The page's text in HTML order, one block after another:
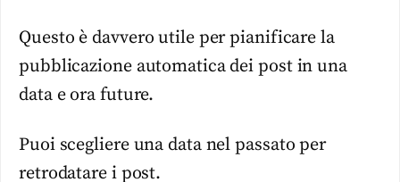
Questo è davvero utile per pianificare la
pubblicazione automatica dei post in una
data e ora future.
Puoi scegliere una data nel passato per
retrodatare i post.